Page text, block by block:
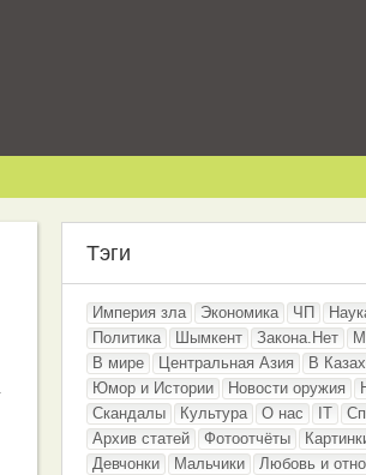
Тэги
Империя зла Экономика ЧП
Политика
Шымкент Закона.Нет
В мире
Центральная Азия В
Юмор и Истории
Новости оружия
Скандалы
Культура О нас IT
Архив статей
Фотоотчёты
Девчонки
Мальчики Любовь и